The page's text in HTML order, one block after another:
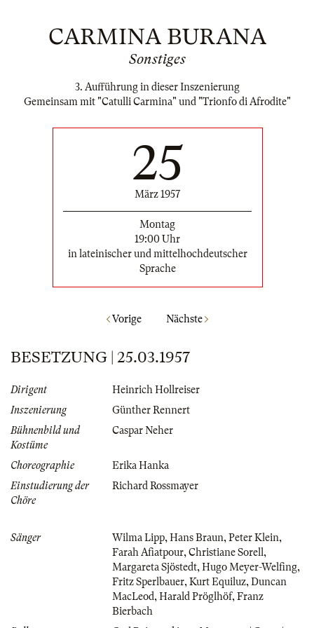
CARMINA BURANA
Sonstiges
3. Aufführung in dieser Inszenierung
Gemeinsam mit "Catulli Carmina" und "Trionfo di Afrodite"
25
März 1957
Montag
19:00 Uhr
in lateinischer und mittelhochdeutscher
Sprache
Vorige Nächste
BESETZUNG | 25.03.1957
Dirigent
Heinrich Hollreiser
Inszenierung
Günther Rennert
Bühnenbild und
Kostüme
Caspar Neher
Choreographie
Erika Hanka
Einstudierung der
Chöre
Richard Rossmayer
Sänger Wilma Lipp, Hans Braun, Peter Klein,
Farah Afiatpour, Christiane Sorell ,
Margareta Sjöstedt, Hugo Meyer-Welfing,
Fritz Sperlbauer, Kurt Equiluz, Duncan
MacLeod, Harald Pröglhöf, Franz
Bierbach